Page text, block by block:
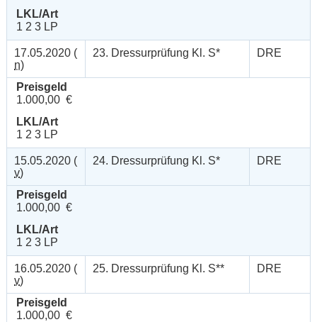
LKL/Art
1 2 3 LP
17.05.2020 (
n)
23. Dressurprüfung Kl. S* DRE
Preisgeld
1.000,00 €
LKL/Art
1 2 3 LP
15.05.2020 (
v)
24. Dressurprüfung Kl. S* DRE
Preisgeld
1.000,00 €
LKL/Art
1 2 3 LP
16.05.2020 (
v)
25. Dressurprüfung Kl. S** DRE
Preisgeld
1.000,00 €